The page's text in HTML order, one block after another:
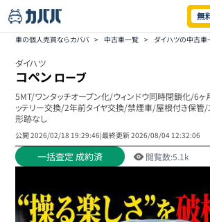
無
車の個人売買ならカババ > 中古車一覧 > ダイハツの中古車
ダイハツ
コペン ローブ
5MT/ワンタッチオープン化/ウィンドウ同時閉鎖化/6
ッテリー交換/2年前タイヤ交換/禁煙車/屋根付き保管/
形跡なし
公開2026/02/18 19:29:46|最終更新2026/08/04 12:32:06
一括査定 成約済 閲覧数:5.1k